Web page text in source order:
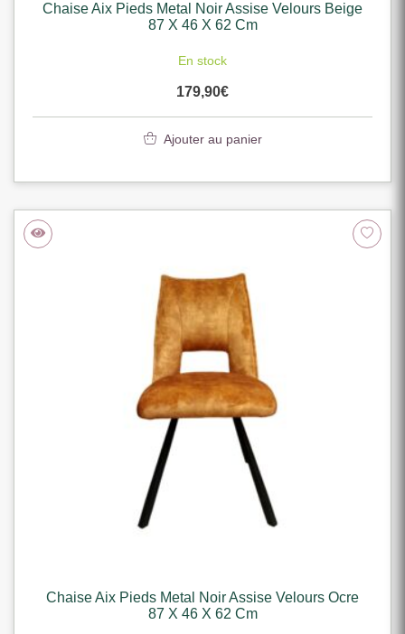
Chaise Aix Pieds Metal Noir Assise Velours Beige
87 X 46 X 62 Cm
En stock
179,90€
Ajouter au panier
Chaise Aix Pieds Metal Noir Assise Velours Ocre
87 X 46 X 62 Cm